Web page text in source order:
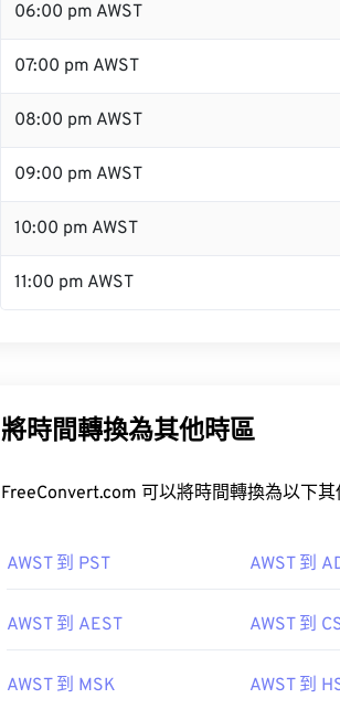
06:00 pm AWST
07:00 pm AWST
08:00 pm AWST
09:00 pm AWST
10:00 pm AWST
11:00 pm AWST
將時間轉換為其他時區
FreeConvert.com 可以將時間轉換為以下其
AWST 到 PST AWST 到
AWST 到 AEST AWST 到
AWST 到 MSK AWST 到